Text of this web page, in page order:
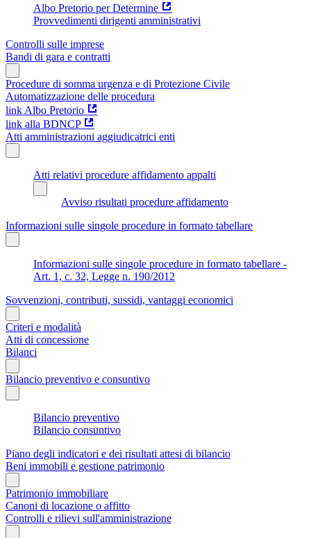
Albo Pretorio per Determine
Provvedimenti dirigenti amministrativi
Controlli sulle imprese
Bandi di gara e contratti
Procedure di somma urgenza e di Protezione Civile
Automatizzazione delle procedura
link Albo Pretorio
link alla BDNCP
Atti amministrazioni aggiudicatrici enti
Atti relativi procedure affidamento appalti
Avviso risultati procedure affidamento
Informazioni sulle singole procedure in formato tabellare
Informazioni sulle singole procedure in formato tabellare -
Art. 1, c. 32, Legge n. 190/2012
Sovvenzioni, contributi, sussidi, vantaggi economici
Criteri e modalità
Atti di concessione
Bilanci
Bilancio preventivo e consuntivo
Bilancio preventivo
Bilancio consuntivo
Piano degli indicatori e dei risultati attesi di bilancio
Beni immobili e gestione patrimonio
Patrimonio immobiliare
Canoni di locazione o affitto
Controlli e rilievi sull'amministrazione